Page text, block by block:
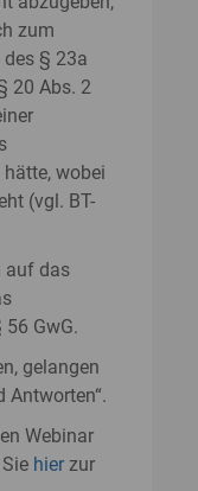
zum
§ 23a
20 Abs. 2
wobei
(vgl. BT-
auf das
GwG.
gelangen
Antworten“.
Webinar
hier zur